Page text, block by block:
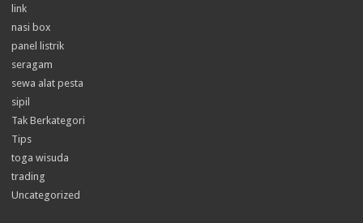
link
nasi box
panel listrik
seragam
sewa alat pesta
sipil
Tak Berkategori
Tips
toga wisuda
trading
Uncategorized